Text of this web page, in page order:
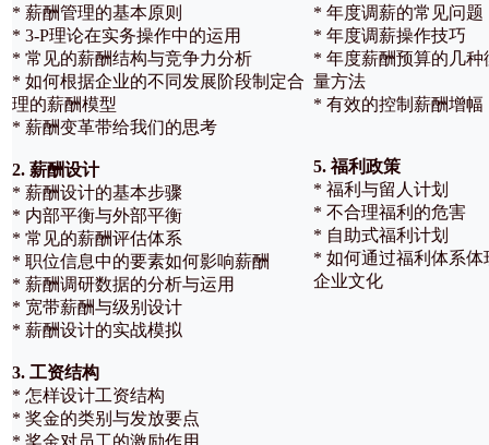
* 薪酬管理的基本原则
* 3-P理论在实务操作中的运用
* 常见的薪酬结构与竞争力分析
* 如何根据企业的不同发展阶段制定合
理的薪酬模型
* 薪酬变革带给我们的思考
2. 薪酬设计
* 薪酬设计的基本步骤
* 内部平衡与外部平衡
* 常见的薪酬评估体系
* 职位信息中的要素如何影响薪酬
* 薪酬调研数据的分析与运用
* 宽带薪酬与级别设计
* 薪酬设计的实战模拟
3. 工资结构
* 怎样设计工资结构
* 奖金的类别与发放要点
* 奖金对员工的激励作用
* 年度调薪的常见问题
* 年度调薪操作技巧
* 年度薪酬预算的几种
量方法
* 有效的控制薪酬增幅
5. 福利政策
* 福利与留人计划
* 不合理福利的危害
* 自助式福利计划
* 如何通过福利体系体
企业文化